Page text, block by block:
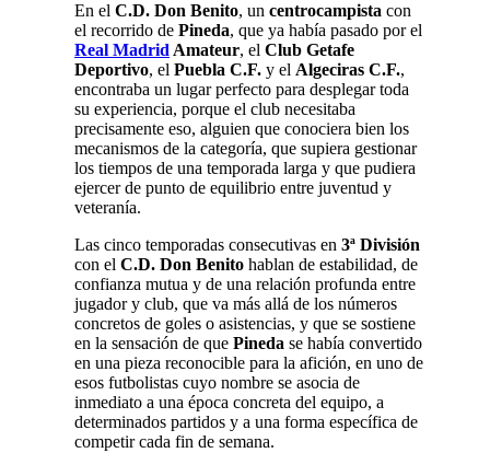
En el C.D. Don Benito, un centrocampista con
el recorrido de Pineda, que ya había pasado por el
Real MadridAmateur, el Club Getafe
Deportivo, el Puebla C.F. y el Algeciras C.F.,
encontraba un lugar perfecto para desplegar toda
su experiencia, porque el club necesitaba
precisamente eso, alguien que conociera bien los
mecanismos de la categoría, que supiera gestionar
los tiempos de una temporada larga y que pudiera
ejercer de punto de equilibrio entre juventud y
veteranía.
Las cinco temporadas consecutivas en 3ª División
con el C.D. Don Benito hablan de estabilidad, de
confianza mutua y de una relación profunda entre
jugador y club, que va más allá de los números
concretos de goles o asistencias, y que se sostiene
en la sensación de que Pineda se había convertido
en una pieza reconocible para la afición, en uno de
esos futbolistas cuyo nombre se asocia de
inmediato a una época concreta del equipo, a
determinados partidos y a una forma específica de
competir cada fin de semana.